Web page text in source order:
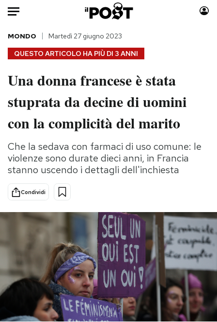
Auto
HOME
Italia
Politica
Tecnologia
Scienza
Sport
Moda
Consumismi
Storie/Idee
Media
Europa
NEWSLETTER
I MIEI PREFERITI
QUESTO ARTICOLO HA PIÙ DI 3 ANNI
MONDO Martedì 27 giugno 2023
Una donna francese è stata
stuprata da decine di uomini
con la complicità del marito
Che la sedava con farmaci di uso comune: le
violenze sono durate dieci anni, in Francia
stanno uscendo i dettagli dell'inchiesta
Condividi